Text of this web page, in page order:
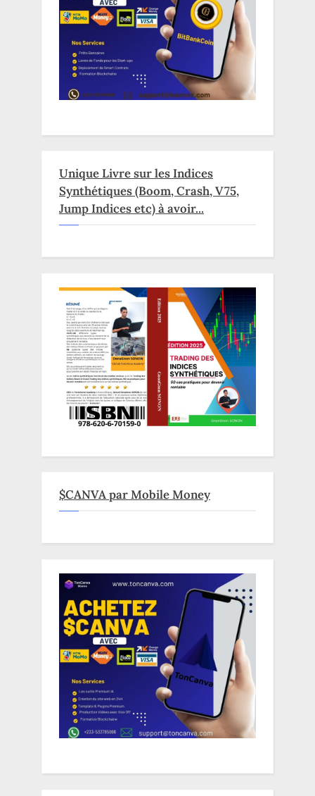
Unique Livre sur les Indices
Synthétiques (Boom, Crash, V75,
Jump Indices etc) à avoir...
$CANVA par Mobile Money